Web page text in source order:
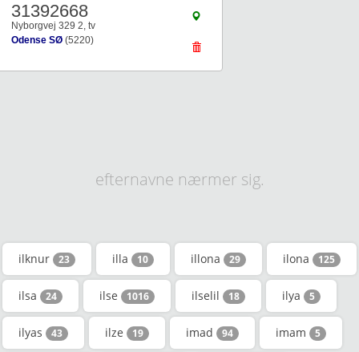
31392668
Nyborgvej 329 2, tv
Odense SØ (5220)
efternavne nærmer sig.
ilknur 23 illa 10 illona 29 ilona 125
ilsa 24 ilse 1016 ilselil 18 ilya 5
ilyas 43 ilze 19 imad 94 imam 5